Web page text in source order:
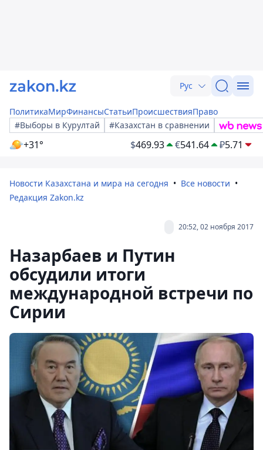
Рус
ПолитикаМирФинансыСтатьиПроисшествияПраво
#Выборы в Курултай
#Казахстан в сравнении
+31° $469.93 €541.64 ₽5.71
Новости Казахстана и мира на сегодня
Все новости
Редакция Zakon.kz
20:52, 02 ноября 2017
Назарбаев и Путин
обсудили итоги
международной встречи по
Сирии